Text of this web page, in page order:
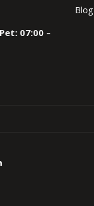
07:00 –
Blog